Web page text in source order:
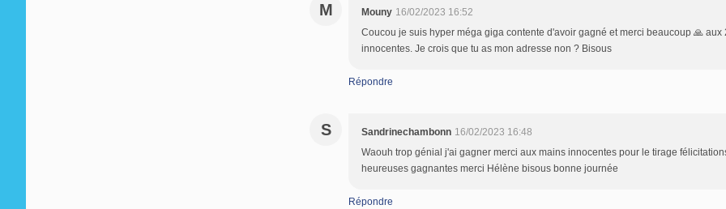
M Mouny 16/02/2023 16:52
Coucou je suis hyper méga giga contente d'avoir gagné et merci beaucoup 🙏 aux
innocentes. Je crois que tu as mon adresse non ? Bisous
Répondre
S Sandrinechambonn 16/02/2023 16:48
Waouh trop génial j'ai gagner merci aux mains innocentes pour le tirage
heureuses gagnantes merci Hélène bisous bonne journée
Répondre